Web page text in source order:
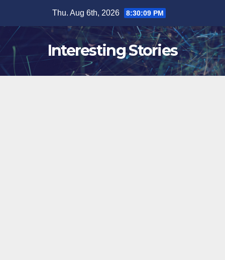
content
Thu. Aug 6th, 2026 8:30:10 PM
Interesting Stories